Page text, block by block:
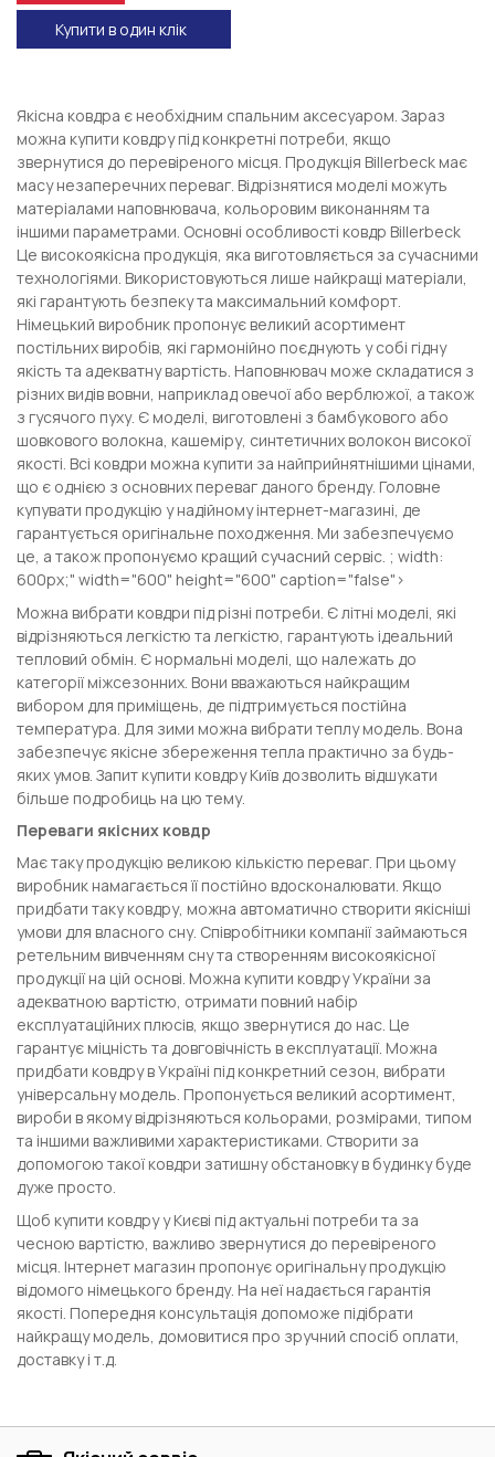
Купити в один клік
Якісна ковдра є необхідним спальним аксесуаром. Зараз
можна купити ковдру під конкретні потреби, якщо
звернутися до перевіреного місця. Продукція Billerbeck має
масу незаперечних переваг. Відрізнятися моделі можуть
матеріалами наповнювача, кольоровим виконанням та
іншими параметрами. Основні особливості ковдр Billerbeck
Це високоякісна продукція, яка виготовляється за сучасними
технологіями. Використовуються лише найкращі матеріали,
які гарантують безпеку та максимальний комфорт.
Німецький виробник пропонує великий асортимент
постільних виробів, які гармонійно поєднують у собі гідну
якість та адекватну вартість. Наповнювач може складатися з
різних видів вовни, наприклад овечої або верблюжої, а також
з гусячого пуху. Є моделі, виготовлені з бамбукового або
шовкового волокна, кашеміру, синтетичних волокон високої
якості. Всі ковдри можна купити за найприйнятнішими цінами,
що є однією з основних переваг даного бренду. Головне
купувати продукцію у надійному інтернет-магазині, де
гарантується оригінальне походження. Ми забезпечуємо
це, а також пропонуємо кращий сучасний сервіс. ; width:
600px;" width="600" height="600" caption="false">
Можна вибрати ковдри під різні потреби. Є літні моделі, які
відрізняються легкістю та легкістю, гарантують ідеальний
тепловий обмін. Є нормальні моделі, що належать до
категорії міжсезонних. Вони вважаються найкращим
вибором для приміщень, де підтримується постійна
температура. Для зими можна вибрати теплу модель. Вона
забезпечує якісне збереження тепла практично за будь-
яких умов. Запит купити ковдру Київ дозволить відшукати
більше подробиць на цю тему.
Переваги якісних ковдр
Має таку продукцію великою кількістю переваг. При цьому
виробник намагається її постійно вдосконалювати. Якщо
придбати таку ковдру, можна автоматично створити якісніші
умови для власного сну. Співробітники компанії займаються
ретельним вивченням сну та створенням високоякісної
продукції на цій основі. Можна купити ковдру України за
адекватною вартістю, отримати повний набір
експлуатаційних плюсів, якщо звернутися до нас. Це
гарантує міцність та довговічність в експлуатації. Можна
придбати ковдру в Україні під конкретний сезон, вибрати
універсальну модель. Пропонується великий асортимент,
вироби в якому відрізняються кольорами, розмірами, типом
та іншими важливими характеристиками. Створити за
допомогою такої ковдри затишну обстановку в будинку буде
дуже просто.
Щоб купити ковдру у Києві під актуальні потреби та за
чесною вартістю, важливо звернутися до перевіреного
місця. Інтернет магазин пропонує оригінальну продукцію
відомого німецького бренду. На неї надається гарантія
якості. Попередня консультація допоможе підібрати
найкращу модель, домовитися про зручний спосіб оплати,
доставку і т.д.